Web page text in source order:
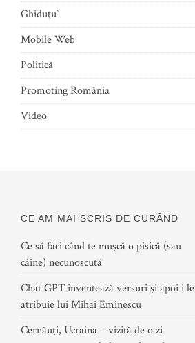
Ghiduţu`
Mobile Web
Politică
Promoting România
Video
CE AM MAI SCRIS DE CURÂND
Ce să faci când te mușcă o pisică (sau
câine) necunoscută
Chat GPT inventează versuri și apoi i le
atribuie lui Mihai Eminescu
Cernăuți, Ucraina – vizită de o zi